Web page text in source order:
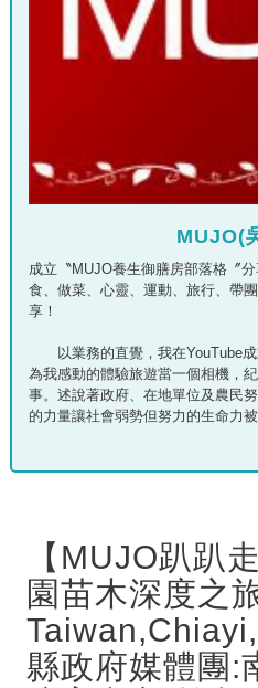
MUJO(
成立〝MUJO養生御膳房部落格〞
食、做菜、心靈、運動、旅行、帶
享！
以業務的直覺，我在YouTube成
為我感動的體驗旅遊當一個相機，
事。述說著政府、在地單位及農民
的力量讓社會弱勢但努力的生命力
【MUJO趴趴
園苗木深度之旅
縣政府媒體團: